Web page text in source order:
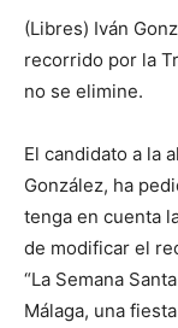
(Libres) Iván
recorrido por la
no se elimine.
El candidato a la
González, ha
tenga en cuenta
de modificar el
“La Semana
Málaga, una